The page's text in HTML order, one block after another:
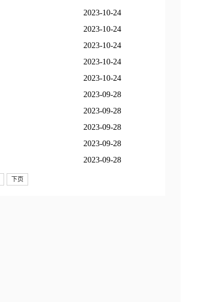
2023-10-24
2023-10-24
2023-10-24
2023-10-24
2023-10-24
2023-09-28
2023-09-28
2023-09-28
2023-09-28
2023-09-28
下页